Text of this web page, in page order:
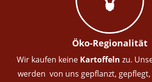
Öko-Regionalität
Wir kaufen keine Kartoffeln zu.
werden von uns gepflanzt,